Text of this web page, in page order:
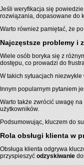
Jeśli weryfikacja się
rozwiązania, dopasowane do
Warto również pamiętać, że
Najczęstsze problemy i
Wiele osób boryka się z
dostępu, co prowadzi do
W takich sytuacjach
Innym popularnym pytaniem
Warto także zwrócić uwagę
użytkowników.
Podsumowując, kluczem do
Rola obsługi klienta w
Obsługa klienta odgrywa
przyspieszyć odzyskiwanie